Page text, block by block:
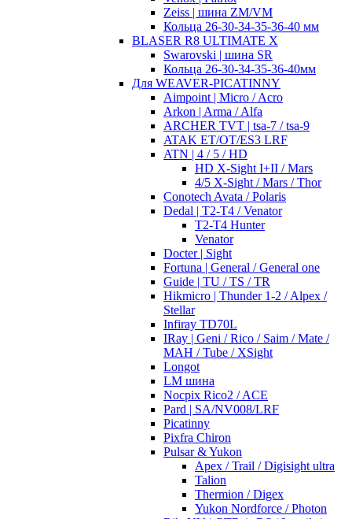
Zeiss | шина ZM/VM
Кольца 26-30-34-35-36-40 мм
BLASER R8 ULTIMATE X
Swarovski | шина SR
Кольца 26-30-34-35-36-40мм
Для WEAVER-PICATINNY
Aimpoint | Micro / Acro
Arkon | Arma / Alfa
ARCHER TVT | tsa-7 / tsa-9
ATAK ET/OT/ES3 LRF
ATN | 4 / 5 / HD
HD X-Sight I+II / Mars
4/5 X-Sight / Mars / Thor
Conotech Avata / Polaris
Dedal | T2-T4 / Venator
T2-T4 Hunter
Venator
Docter | Sight
Fortuna | General / General one
Guide | TU / TS / TR
Hikmicro | Thunder 1-2 / Alpex /
Stellar
Infiray TD70L
IRay | Geni / Rico / Saim / Mate /
MAH / Tube / XSight
Longot
LM шина
Nocpix Rico2 / ACE
Pard | SA/NV008/LRF
Picatinny
Pixfra Chiron
Pulsar & Yukon
Apex / Trail / Digisight ultra
Talion
Thermion / Digex
Yukon Nordforce / Photon